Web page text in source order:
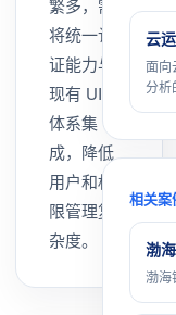
繁多，需
将统一认
证能力与
现有 UIAS
体系集
成，降低
用户和权
限管理复
杂度。
云
面向
分析
相关案
渤
渤海